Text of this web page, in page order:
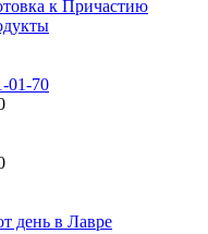
к Причастию
01-70
день в Лавре